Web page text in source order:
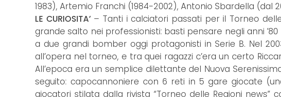
1983), Artemio Franchi (1984-2002), Antonio Sbardella (dal
LE CURIOSITA’– Tanti i calciatori passati per il Torneo
grande salto nei professionisti: basti pensare negli anni
a due grandi bomber oggi protagonisti in Serie B. Nel
all’opera nel torneo, e tra quei ragazzi c’era un certo
All’epoca era un semplice dilettante del Nuova
seguito: capocannoniere con 6 reti in 5 gare giocate
giocatori stilata dalla rivista “Torneo delle Regioni